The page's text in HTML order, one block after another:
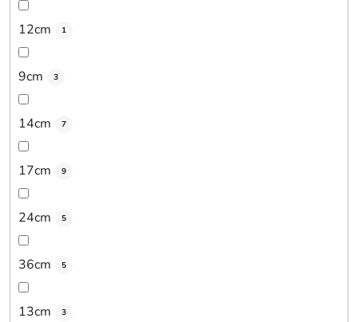
12cm 1
9cm 3
14cm 7
17cm 9
24cm 5
36cm 5
13cm 3